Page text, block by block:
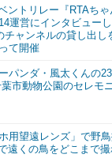
ントリレー『RTAち
運営にインタビュー
チャンネルの貸し出し
て開催
パンダ・風太くんの
市動物公園のセレモ
ホ用望遠レンズ」で野
遠くの鳥をどこまで撮